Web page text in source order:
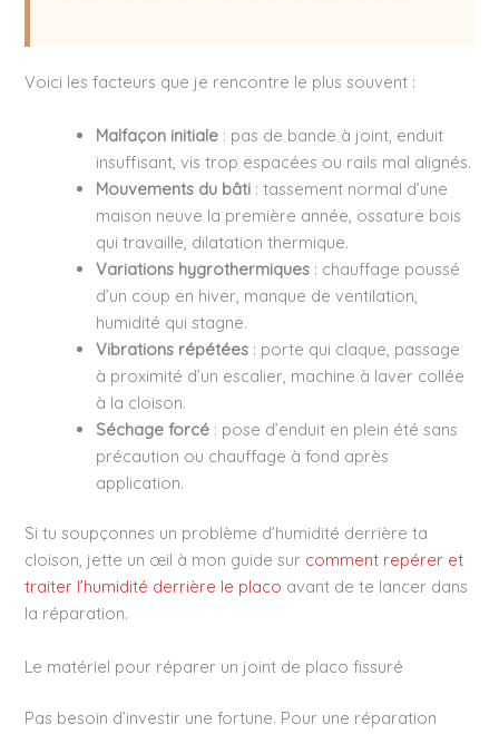
Voici les facteurs que je rencontre le plus souvent :
Malfaçon initiale : pas de bande à joint, enduit
insuffisant, vis trop espacées ou rails mal alignés.
Mouvements du bâti : tassement normal d’une
maison neuve la première année, ossature bois
qui travaille, dilatation thermique.
Variations hygrothermiques : chauffage poussé
d’un coup en hiver, manque de ventilation,
humidité qui stagne.
Vibrations répétées : porte qui claque, passage
à proximité d’un escalier, machine à laver collée
à la cloison.
Séchage forcé : pose d’enduit en plein été sans
précaution ou chauffage à fond après
application.
Si tu soupçonnes un problème d’humidité derrière ta
cloison, jette un œil à mon guide sur comment repérer et
traiter l’humidité derrière le placo avant de te lancer dans
la réparation.
Le matériel pour réparer un joint de placo fissuré
Pas besoin d’investir une fortune. Pour une réparation